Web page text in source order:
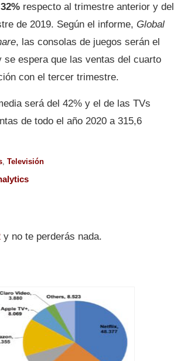
respecto al trimestre anterior y del
de 2019. Según el informe, Global
, las consolas de juegos serán el
espera que las ventas del cuarto
con el tercer trimestre.
será del 42% y el de las TVs
de todo el año 2020 a 315,6
Televisión
y no te perderás nada.